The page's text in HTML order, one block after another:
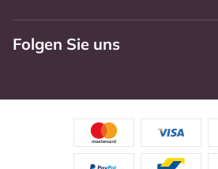
Folgen Sie uns